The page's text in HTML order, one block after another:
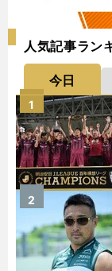
人気記事ラン
今日
1
2